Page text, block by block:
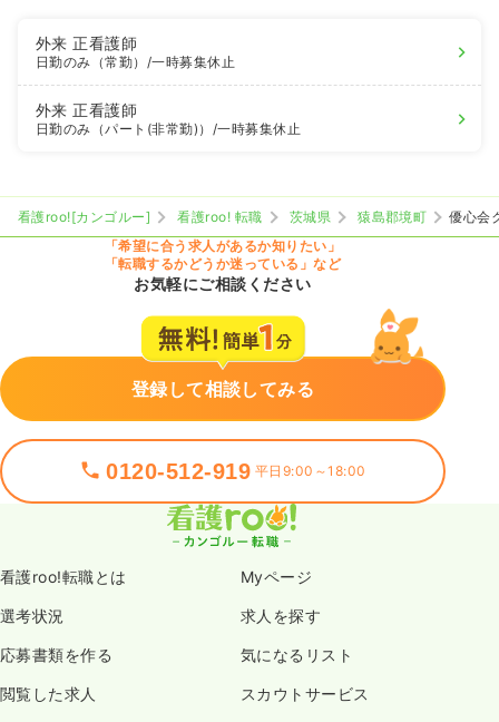
外来正看護師
日勤のみ（常勤） /一時募集休止
外来正看護師
日勤のみ（パート(非常勤)） /一時募集休止
看護roo![カンゴルー] 看護roo! 転職 茨城県 猿島郡境町
優心会
「希望に合う求人があるか知りたい」
「転職するかどうか迷っている」など
お気軽にご相談ください
登録して相談してみる
0120-512-919 平日9:00～18:00
看護roo!転職とは Myページ
選考状況 求人を探す
応募書類を作る 気になるリスト
閲覧した求人 スカウトサービス